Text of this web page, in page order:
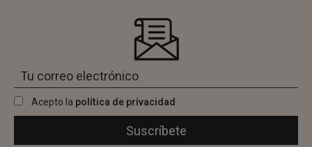
Acepto la política de privacidad